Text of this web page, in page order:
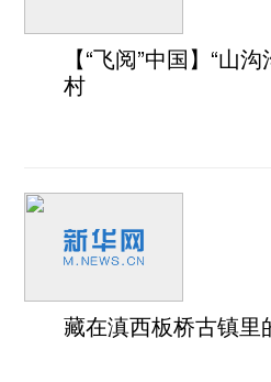
【“飞阅”中国】“山
村
藏在滇西板桥古镇里